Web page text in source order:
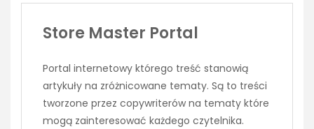
Store Master Portal
Portal internetowy którego treść stanowią
artykuły na zróżnicowane tematy. Są to treści
tworzone przez copywriterów na tematy które
mogą zainteresować każdego czytelnika.